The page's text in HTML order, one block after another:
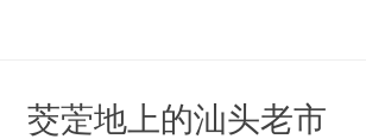
茭萣地上的汕头老市